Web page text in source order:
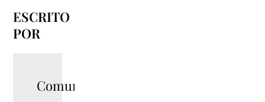
ESCRITO
POR
Comunicació